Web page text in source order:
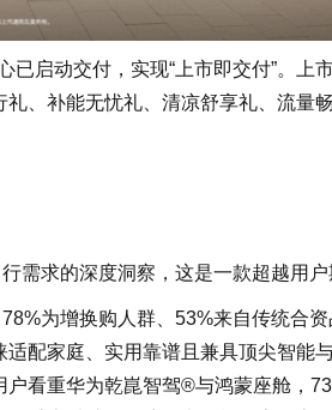
已启动交付，实现“上市即交付”。上
、补能无忧礼、清凉舒享礼、流量
需求的深度洞察，这是一款超越用户
为增换购人群、53%来自传统合
配家庭、实用靠谱且兼具顶尖智能
看重华为乾崑智驾®与鸿蒙座舱，